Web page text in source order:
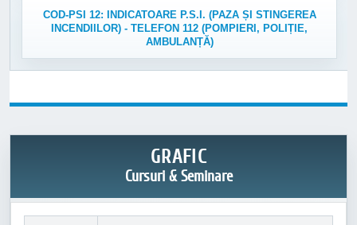
COD-PSI 12: INDICATOARE P.S.I. (PAZA ȘI STINGEREA
INCENDIILOR) - TELEFON 112 (POMPIERI, POLIȚIE,
AMBULANȚĂ)
GRAFIC
Cursuri & Seminare